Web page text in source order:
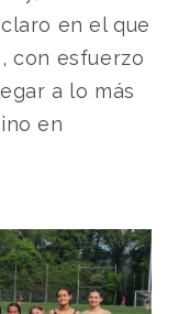
en el que
con esfuerzo
a lo más
en